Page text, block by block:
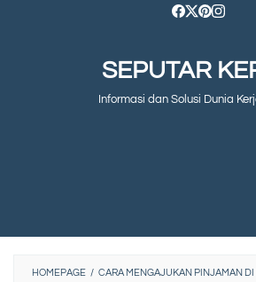
SEPUTAR
Informasi dan Solusi Dunia
HOMEPAGE / CARA MENGAJUKAN PINJAMAN DI